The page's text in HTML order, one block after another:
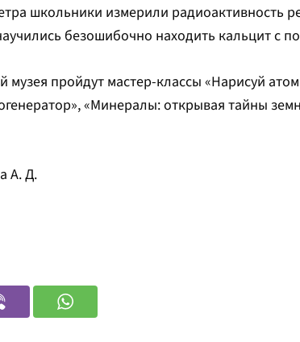
школьники измерили радиоактивность
безошибочно находить кальцит с
пройдут мастер-классы «Нарисуй
«Минералы: открывая тайны
А. Д.